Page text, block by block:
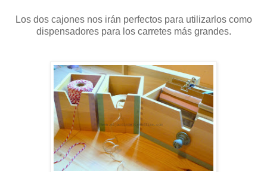
Los dos cajones nos irán perfectos para utilizarlos como
dispensadores para los carretes más grandes.